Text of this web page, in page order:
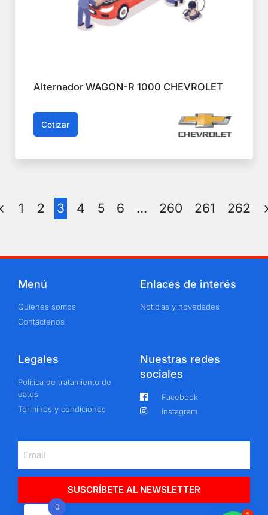
Alternador WAGON-R 1000 CHEVROLET
Cotizar
1 2 3 4 5 6 … 260 261 262
Menú
Quienes somos
Contáctenos
Enlaces de interés
Noticias y novedades
Legales
Política de tratamiento de
datos
Términos y condiciones
Nuestras redes
sociales
Facebook
Instagram
SUSCRÍBETE AL NEWSLETTER
0